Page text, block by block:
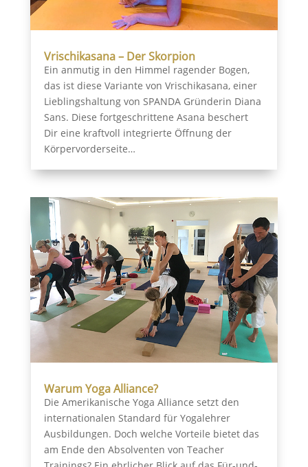
Vrischikasana – Der Skorpion
Ein anmutig in den Himmel ragender Bogen,
das ist diese Variante von Vrischikasana, einer
Lieblingshaltung von SPANDA Gründerin Diana
Sans. Diese fortgeschrittene Asana beschert
Dir eine kraftvoll integrierte Öffnung der
Körpervorderseite…
Warum Yoga Alliance?
Die Amerikanische Yoga Alliance setzt den
internationalen Standard für Yogalehrer
Ausbildungen. Doch welche Vorteile bietet das
am Ende den Absolventen von Teacher